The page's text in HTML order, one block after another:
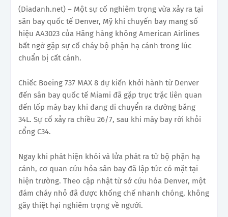
(Diadanh.net) – Một sự cố nghiêm trọng vừa xảy ra tại
sân bay quốc tế Denver, Mỹ khi chuyến bay mang số
hiệu AA3023 của Hãng hàng không American Airlines
bất ngờ gặp sự cố cháy bộ phận hạ cánh trong lúc
chuẩn bị cất cánh.
Chiếc Boeing 737 MAX 8 dự kiến khởi hành từ Denver
đến sân bay quốc tế Miami đã gặp trục trặc liên quan
đến lốp máy bay khi đang di chuyển ra đường băng
34L. Sự cố xảy ra chiều 26/7, sau khi máy bay rời khỏi
cổng C34.
Ngay khi phát hiện khói và lửa phát ra từ bộ phận hạ
cánh, cơ quan cứu hỏa sân bay đã lập tức có mặt tại
hiện trường. Theo cập nhật từ sở cứu hỏa Denver, một
đám cháy nhỏ đã được khống chế nhanh chóng, không
gây thiệt hại nghiêm trọng về người.